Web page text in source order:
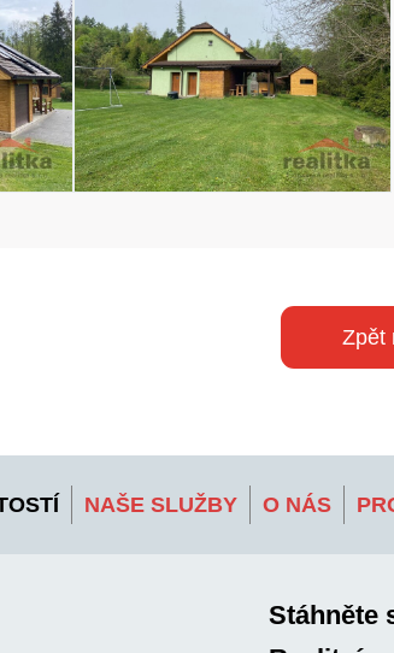
Zpět
NAŠE SLUŽBY O NÁS
Stáhněte